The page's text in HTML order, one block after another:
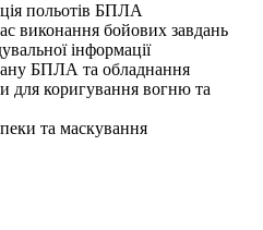
польотів БПЛА
виконання бойових завдань
інформації
БПЛА та обладнання
для коригування вогню та
та маскування